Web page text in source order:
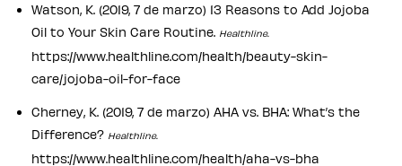
Watson, K. (2019, 7 de marzo) 13 Reasons to Add Jojoba
Oil to Your Skin Care Routine. Healthline.
https://www.healthline.com/health/beauty-skin-
care/jojoba-oil-for-face
Cherney, K. (2019, 7 de marzo) AHA vs. BHA: What’s the
Difference? Healthline.
https://www.healthline.com/health/aha-vs-bha